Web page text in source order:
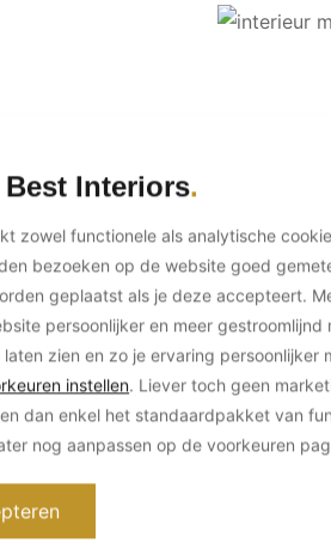
Void
Interiors
zowel functionele als analytische
bezoeken op de website goed
geplaatst als je deze accepteert.
persoonlijker en meer gestroomlijnd
zien en zo je ervaring persoonlijker
instellen. Liever toch geen
dan enkel het standaardpakket van
nog aanpassen op de voorkeuren